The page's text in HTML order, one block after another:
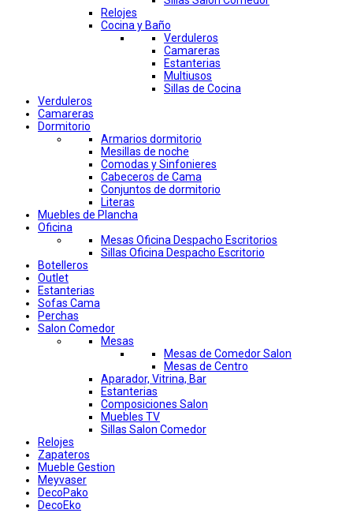
Relojes
Cocina y Baño
Verduleros
Camareras
Estanterias
Multiusos
Sillas de Cocina
Verduleros
Camareras
Dormitorio
Armarios dormitorio
Mesillas de noche
Comodas y Sinfonieres
Cabeceros de Cama
Conjuntos de dormitorio
Literas
Muebles de Plancha
Oficina
Mesas Oficina Despacho Escritorios
Sillas Oficina Despacho Escritorio
Botelleros
Outlet
Estanterias
Sofas Cama
Perchas
Salon Comedor
Mesas
Mesas de Comedor Salon
Mesas de Centro
Aparador, Vitrina, Bar
Estanterias
Composiciones Salon
Muebles TV
Sillas Salon Comedor
Relojes
Zapateros
Mueble Gestion
Meyvaser
DecoPako
DecoEko